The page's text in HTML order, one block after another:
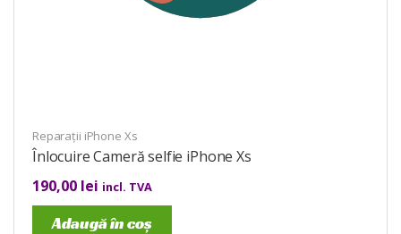
Reparații iPhone Xs
Înlocuire Cameră selfie iPhone Xs
190,00 lei incl. TVA
Adaugă în coș